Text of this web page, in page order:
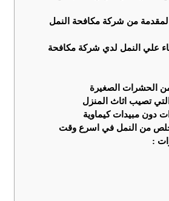
من شركة مكافحة النمل
علي النمل لدي شركة مكافحة
الحشرات الصغيرة
تصيب اثاث المنزل
دون مبيدات كيماوية
من النمل في اسرع وقت
: